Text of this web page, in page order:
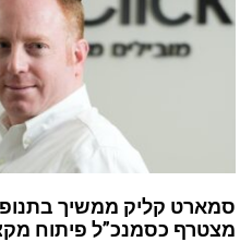
סמארט קליק ממשיך
מצטרף כסמנכ”ל פיתוח